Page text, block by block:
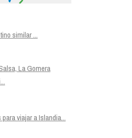
similar ...
La Gomera
viajar a Islandia...